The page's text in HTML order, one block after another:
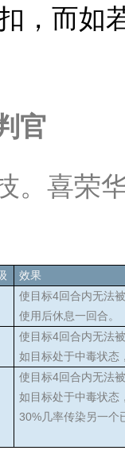
，而如
官
。喜荣
效果
使目标4回合内无法
使用后休息一回合。
使目标4回合内无法
如目标处于中毒状态
使目标4回合内无法
如目标处于中毒状态
30%几率传染另一个